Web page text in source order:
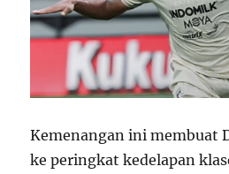
Kemenangan ini membuat
ke peringkat kedelapan